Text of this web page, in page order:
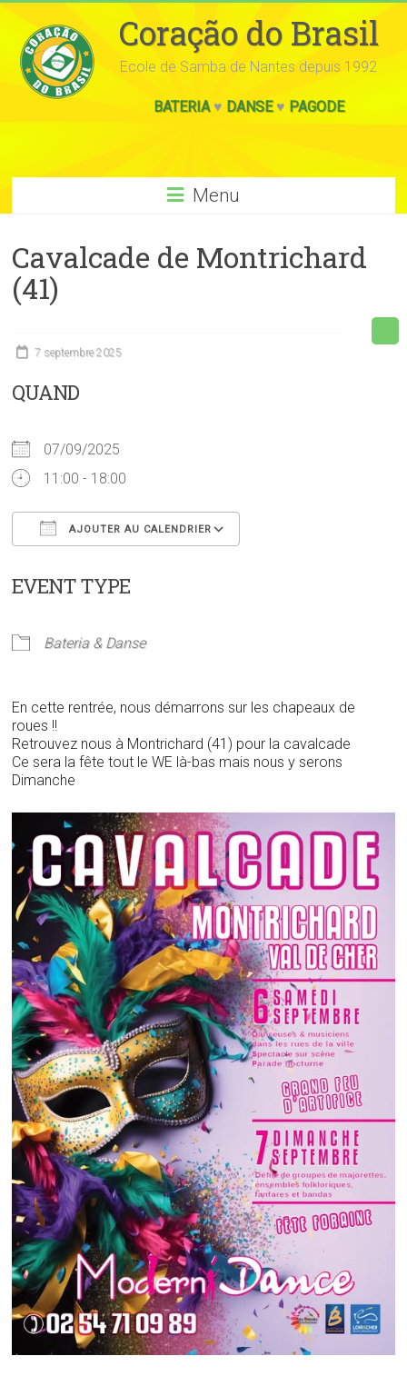
Coração do Brasil
Ecole de Samba de Nantes depuis 1992
BATERIA♥ DANSE♥ PAGODE
Menu
Cavalcade de Montrichard
(41)
7 septembre 2025
QUAND
07/09/2025
11:00 - 18:00
AJOUTER AU CALENDRIER
EVENT TYPE
Bateria & Danse
En cette rentrée, nous démarrons sur les chapeaux de
roues !!
Retrouvez nous à Montrichard (41) pour la cavalcade
Ce sera la fête tout le WE là-bas mais nous y serons
Dimanche